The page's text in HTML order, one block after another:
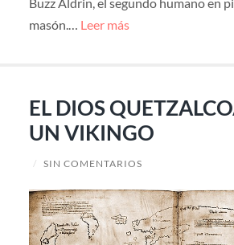
masón.… Leer más
EL DIOS
UN VIKINGO
/ SIN COMENTARIOS